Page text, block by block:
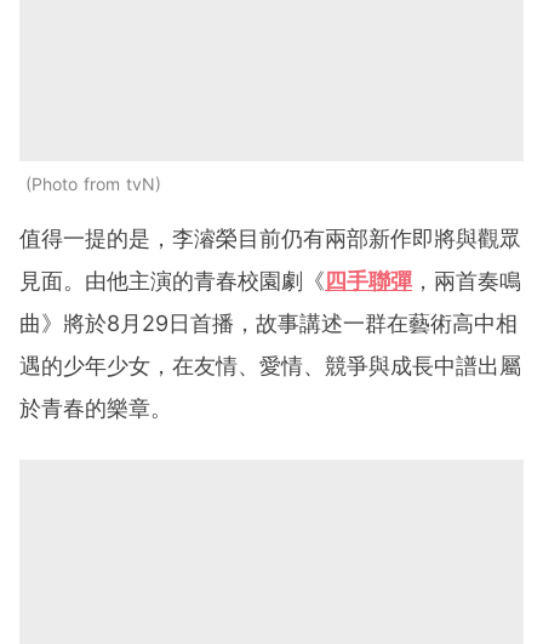
Photo from tvN
值得一提的是，李濬榮目前仍有兩部新作即將與觀眾
見面。由他主演的青春校園劇《四手聯彈 ，兩首奏鳴
曲》將於8月29日首播，故事講述一群在藝術高中相
遇的少年少女，在友情、愛情、競爭與成長中譜出屬
於青春的樂章。